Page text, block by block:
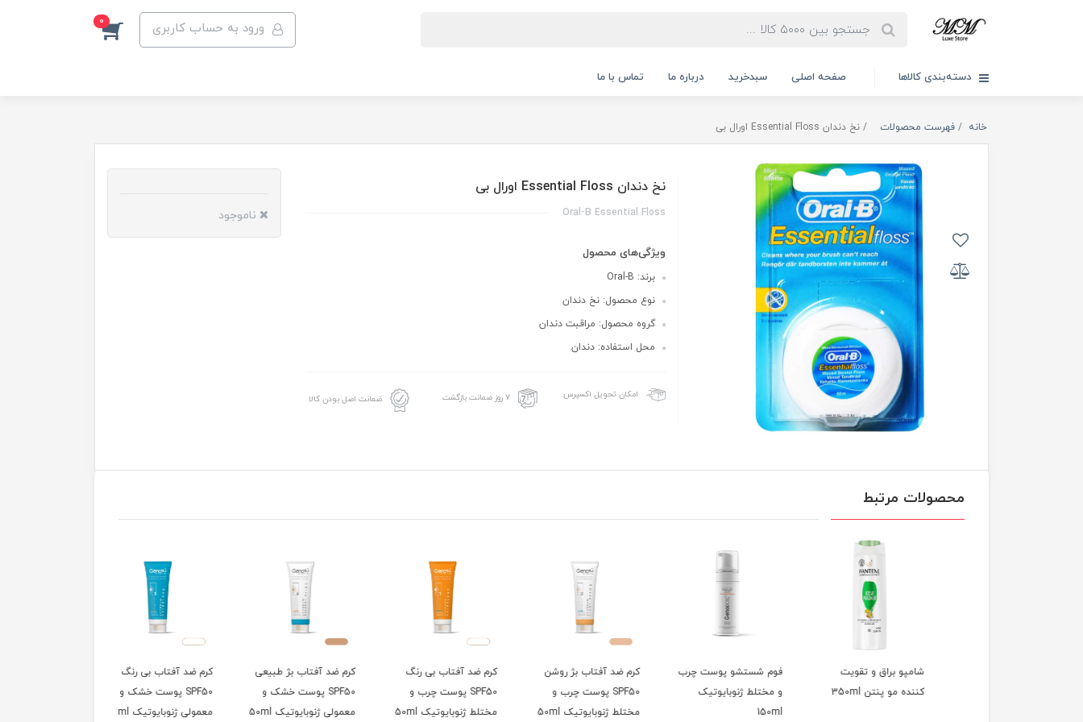
ورود به حساب کاربری 0
دسته‌بندی کالاها صفحه اصلی سبدخرید درباره ما تماس با ما
خانه فهرست محصولات نخ دندان Essential Floss اورال بی
نخ دندان Essential Floss اورال بی
Oral-B Essential Floss
ویژگی‌های محصول
برند: Oral-B
نوع محصول: نخ دندان
گروه محصول: مراقبت دندان
محل استفاده: دندان
امکان تحویل اکسپرس ۷ روز ضمانت بازگشت ضمانت اصل بودن کالا
ناموجود
محصولات مرتبط
شامپو براق و تقویت
کننده مو پنتن 350ml
فوم شستشو پوست چرب
و مختلط ژنوبایوتیک
کرم ضد آفتاب بژ روشن
SPF50 پوست چرب و
مختلط ژنوبایوتیک 50ml
کرم ضد آفتاب بی رنگ
SPF50 پوست چرب و
مختلط ژنوبایوتیک 50ml
کرم ضد آفتاب بژ طبیعی
SPF50 پوست خشک و
معمولی ژنوبایوتیک 50ml
کرم ضد آفتاب بی رنگ
SPF50 پوست خشک و
معمولی ژنوبایوتیک 50ml